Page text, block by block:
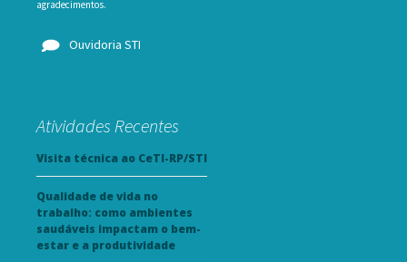
agradecimentos.
Ouvidoria STI
Atividades Recentes
Visita técnica ao CeTI-RP/STI
Qualidade de vida no
trabalho: como ambientes
saudáveis impactam o bem-
estar e a produtividade